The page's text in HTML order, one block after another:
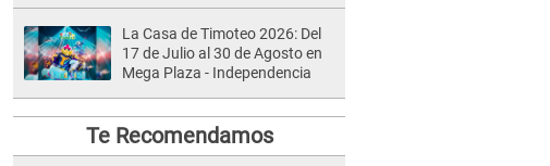
La Casa de Timoteo 2026: Del
17 de Julio al 30 de Agosto en
Mega Plaza - Independencia
Te Recomendamos